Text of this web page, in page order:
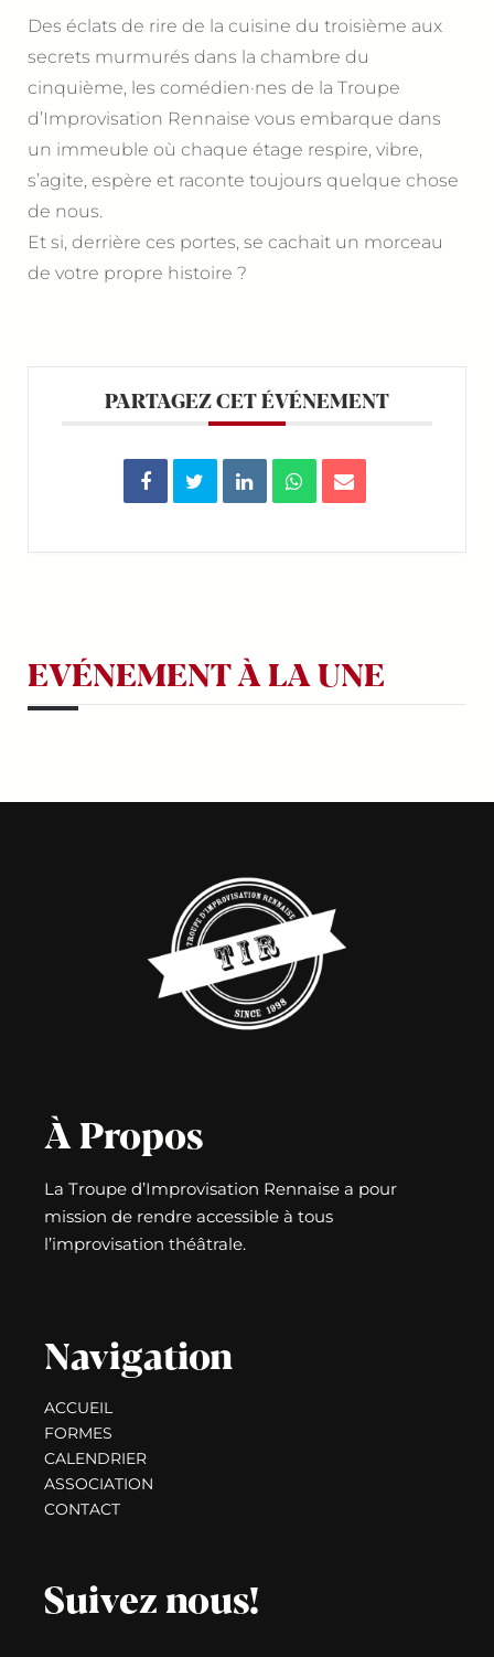
Des éclats de rire de la cuisine du troisième aux
secrets murmurés dans la chambre du
cinquième, les comédien·nes de la Troupe
d’Improvisation Rennaise vous embarque dans
un immeuble où chaque étage respire, vibre,
s’agite, espère et raconte toujours quelque chose
de nous.
Et si, derrière ces portes, se cachait un morceau
de votre propre histoire ?
PARTAGEZ CET ÉVÉNEMENT
EVÉNEMENT À LA UNE
À Propos
La Troupe d’Improvisation Rennaise a pour
mission de rendre accessible à tous
l’improvisation théâtrale.
Navigation
ACCUEIL
FORMES
CALENDRIER
ASSOCIATION
CONTACT
Suivez nous!